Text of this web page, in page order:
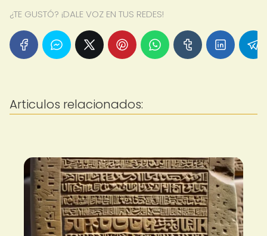
¿TE GUSTÓ? ¡DALE VOZ EN TUS REDES!
Articulos relacionados: